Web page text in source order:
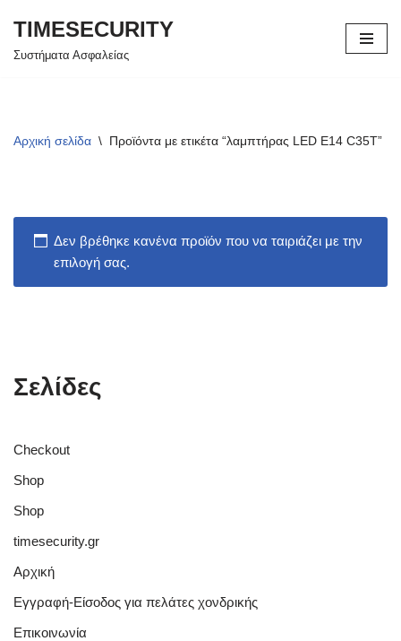
Μεταπηδήστε
TIMESECURITY
Συστήματα Ασφαλείας
Αρχική σελίδα \ Προϊόντα με ετικέτα “λαμπτήρας LED E14 C35T”
Δεν βρέθηκε κανένα προϊόν που να ταιριάζει με την
επιλογή σας.
Σελίδες
Checkout
Shop
Shop
timesecurity.gr
Αρχική
Εγγραφή-Είσοδος για πελάτες χονδρικής
Επικοινωνία